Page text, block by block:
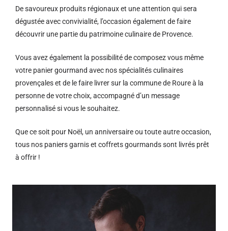
De savoureux produits régionaux et une attention qui sera
dégustée avec convivialité, l’occasion également de faire
découvrir une partie du patrimoine culinaire de Provence.
Vous avez également la possibilité de composez vous même
votre panier gourmand avec nos spécialités culinaires
provençales et de le faire livrer sur la commune de Roure à la
personne de votre choix, accompagné d’un message
personnalisé si vous le souhaitez.
Que ce soit pour Noël, un anniversaire ou toute autre occasion,
tous nos paniers garnis et coffrets gourmands sont livrés prêt
à offrir !